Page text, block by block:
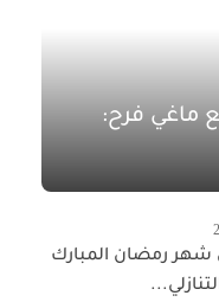
أغسطس 2026 مع ماغي فرح:
شهر رمضان المبارك